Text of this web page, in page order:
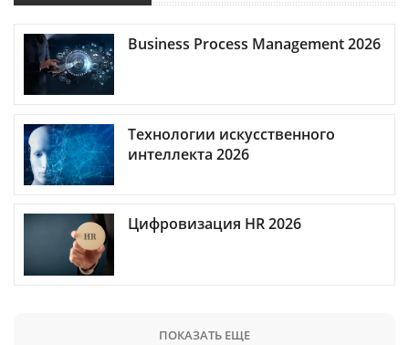
Business Process Management 2026
Технологии искусственного
интеллекта 2026
Цифровизация HR 2026
ПОКАЗАТЬ ЕЩЕ